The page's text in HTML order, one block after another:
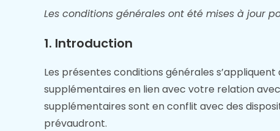
Les conditions générales ont été mises à jour
1. Introduction
Les présentes conditions générales
supplémentaires en lien avec votre relation
supplémentaires sont en conflit avec des
prévaudront.